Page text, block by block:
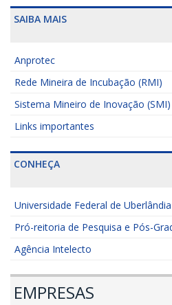
SAIBA MAIS
Anprotec
Rede Mineira de Incubação (RMI)
Sistema Mineiro de Inovação (SMI)
Links importantes
CONHEÇA
Universidade Federal de Uberlândia
Pró-reitoria de Pesquisa e Pós-
Agência Intelecto
EMPRESAS